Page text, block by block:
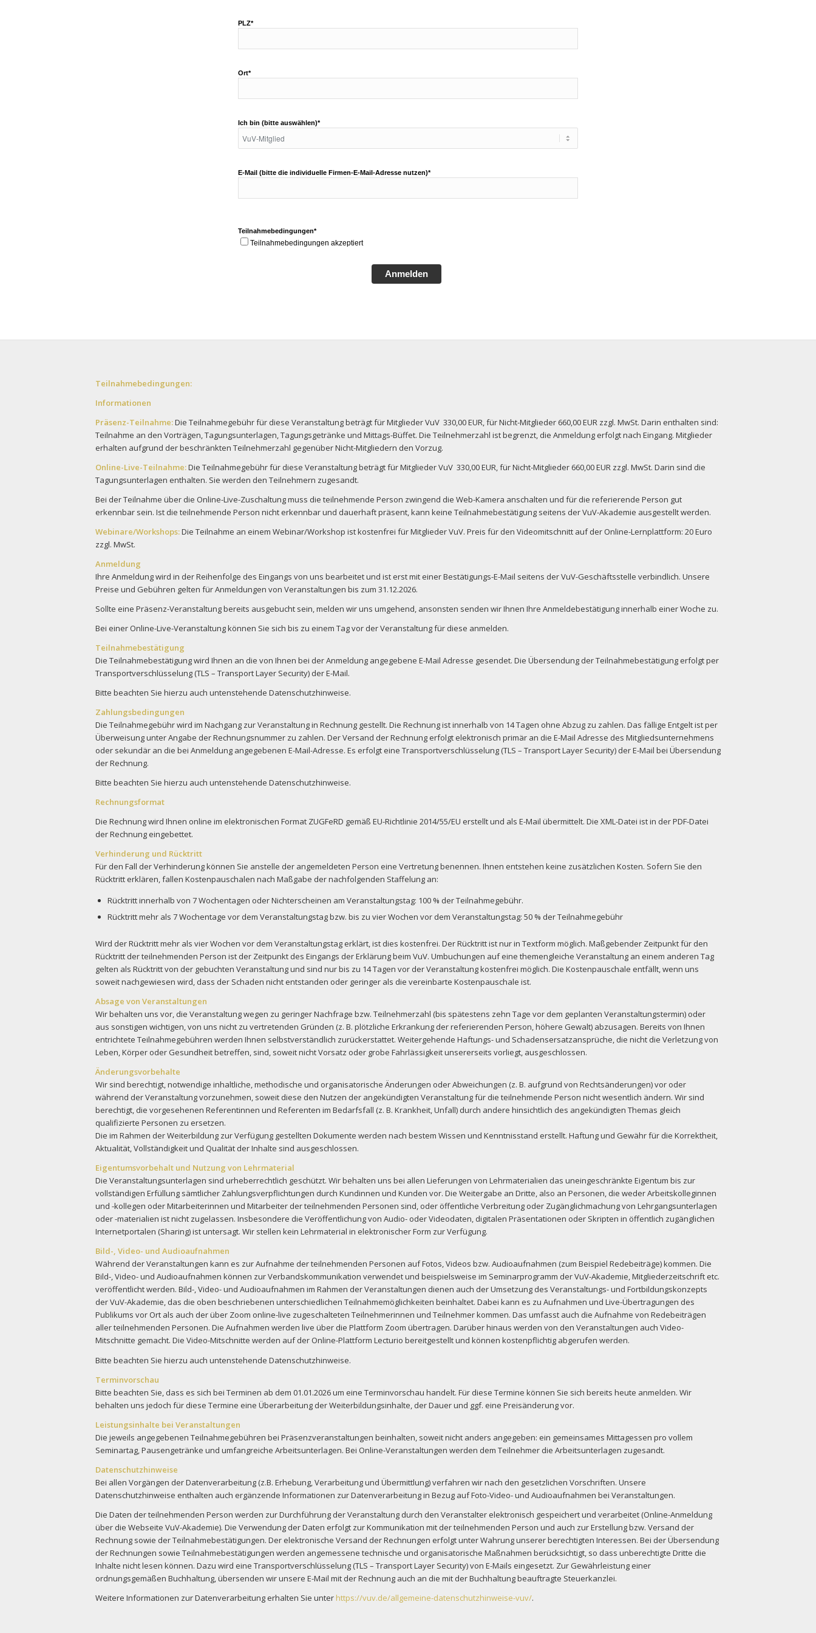
PLZ*
Ort*
Ich bin (bitte auswählen)*
E-Mail (bitte die individuelle Firmen-E-Mail-Adresse nutzen)*
Teilnahmebedingungen*
Teilnahmebedingungen akzeptiert
Anmelden
Teilnahmebedingungen:
Informationen
Präsenz-Teilnahme:Die Teilnahmegebühr für diese Veranstaltung beträgt für Mitglieder VuV 330,00 EUR, für Nicht-Mitglieder 660,00 EUR zzgl. MwSt. Darin enthalten sind:
Teilnahme an den Vorträgen, Tagungsunterlagen, Tagungsgetränke und Mittags-Büffet. Die Teilnehmerzahl ist begrenzt, die Anmeldung erfolgt nach Eingang. Mitglieder
erhalten aufgrund der beschränkten Teilnehmerzahl gegenüber Nicht-Mitgliedern den Vorzug.
Online-Live-Teilnahme:Die Teilnahmegebühr für diese Veranstaltung beträgt für Mitglieder VuV 330,00 EUR, für Nicht-Mitglieder 660,00 EUR zzgl. MwSt. Darin sind die
Tagungsunterlagen enthalten. Sie werden den Teilnehmern zugesandt.
Bei der Teilnahme über die Online-Live-Zuschaltung muss die teilnehmende Person zwingend die Web-Kamera anschalten und für die referierende Person gut
erkennbar sein. Ist die teilnehmende Person nicht erkennbar und dauerhaft präsent, kann keine Teilnahmebestätigung seitens der VuV-Akademie ausgestellt werden.
Webinare/Workshops:Die Teilnahme an einem Webinar/Workshop ist kostenfrei für Mitglieder VuV. Preis für den Videomitschnitt auf der Online-Lernplattform: 20 Euro
zzgl. MwSt.
Anmeldung
Ihre Anmeldung wird in der Reihenfolge des Eingangs von uns bearbeitet und ist erst mit einer Bestätigungs-E-Mail seitens der VuV-Geschäftsstelle verbindlich. Unsere
Preise und Gebühren gelten für Anmeldungen von Veranstaltungen bis zum 31.12.2026.
Sollte eine Präsenz-Veranstaltung bereits ausgebucht sein, melden wir uns umgehend, ansonsten senden wir Ihnen Ihre Anmeldebestätigung innerhalb einer Woche zu.
Bei einer Online-Live-Veranstaltung können Sie sich bis zu einem Tag vor der Veranstaltung für diese anmelden.
Teilnahmebestätigung
Die Teilnahmebestätigung wird Ihnen an die von Ihnen bei der Anmeldung angegebene E-Mail Adresse gesendet. Die Übersendung der Teilnahmebestätigung erfolgt per
Transportverschlüsselung (TLS – Transport Layer Security) der E-Mail.
Bitte beachten Sie hierzu auch untenstehende Datenschutzhinweise.
Zahlungsbedingungen
Die Teilnahmegebühr wird im Nachgang zur Veranstaltung in Rechnung gestellt. Die Rechnung ist innerhalb von 14 Tagen ohne Abzug zu zahlen. Das fällige Entgelt ist per
Überweisung unter Angabe der Rechnungsnummer zu zahlen. Der Versand der Rechnung erfolgt elektronisch primär an die E-Mail Adresse des Mitgliedsunternehmens
oder sekundär an die bei Anmeldung angegebenen E-Mail-Adresse. Es erfolgt eine Transportverschlüsselung (TLS – Transport Layer Security) der E-Mail bei Übersendung
der Rechnung.
Bitte beachten Sie hierzu auch untenstehende Datenschutzhinweise.
Rechnungsformat
Die Rechnung wird Ihnen online im elektronischen Format ZUGFeRD gemäß EU-Richtlinie 2014/55/EU erstellt und als E-Mail übermittelt. Die XML-Datei ist in der PDF-Datei
der Rechnung eingebettet.
Verhinderung und Rücktritt
Für den Fall der Verhinderung können Sie anstelle der angemeldeten Person eine Vertretung benennen. Ihnen entstehen keine zusätzlichen Kosten. Sofern Sie den
Rücktritt erklären, fallen Kostenpauschalen nach Maßgabe der nachfolgenden Staffelung an:
Rücktritt innerhalb von 7 Wochentagen oder Nichterscheinen am Veranstaltungstag: 100 % der Teilnahmegebühr.
Rücktritt mehr als 7 Wochentage vor dem Veranstaltungstag bzw. bis zu vier Wochen vor dem Veranstaltungstag: 50 % der Teilnahmegebühr
Wird der Rücktritt mehr als vier Wochen vor dem Veranstaltungstag erklärt, ist dies kostenfrei. Der Rücktritt ist nur in Textform möglich. Maßgebender Zeitpunkt für den
Rücktritt der teilnehmenden Person ist der Zeitpunkt des Eingangs der Erklärung beim VuV. Umbuchungen auf eine themengleiche Veranstaltung an einem anderen Tag
gelten als Rücktritt von der gebuchten Veranstaltung und sind nur bis zu 14 Tagen vor der Veranstaltung kostenfrei möglich. Die Kostenpauschale entfällt, wenn uns
soweit nachgewiesen wird, dass der Schaden nicht entstanden oder geringer als die vereinbarte Kostenpauschale ist.
Absage von Veranstaltungen
Wir behalten uns vor, die Veranstaltung wegen zu geringer Nachfrage bzw. Teilnehmerzahl (bis spätestens zehn Tage vor dem geplanten Veranstaltungstermin) oder
aus sonstigen wichtigen, von uns nicht zu vertretenden Gründen (z. B. plötzliche Erkrankung der referierenden Person, höhere Gewalt) abzusagen. Bereits von Ihnen
entrichtete Teilnahmegebühren werden Ihnen selbstverständlich zurückerstattet. Weitergehende Haftungs- und Schadensersatzansprüche, die nicht die Verletzung von
Leben, Körper oder Gesundheit betreffen, sind, soweit nicht Vorsatz oder grobe Fahrlässigkeit unsererseits vorliegt, ausgeschlossen.
Änderungsvorbehalte
Wir sind berechtigt, notwendige inhaltliche, methodische und organisatorische Änderungen oder Abweichungen (z. B. aufgrund von Rechtsänderungen) vor oder
während der Veranstaltung vorzunehmen, soweit diese den Nutzen der angekündigten Veranstaltung für die teilnehmende Person nicht wesentlich ändern. Wir sind
berechtigt, die vorgesehenen Referentinnen und Referenten im Bedarfsfall (z. B. Krankheit, Unfall) durch andere hinsichtlich des angekündigten Themas gleich
qualifizierte Personen zu ersetzen.
Die im Rahmen der Weiterbildung zur Verfügung gestellten Dokumente werden nach bestem Wissen und Kenntnisstand erstellt. Haftung und Gewähr für die Korrektheit,
Aktualität, Vollständigkeit und Qualität der Inhalte sind ausgeschlossen.
Eigentumsvorbehalt und Nutzung von Lehrmaterial
Die Veranstaltungsunterlagen sind urheberrechtlich geschützt. Wir behalten uns bei allen Lieferungen von Lehrmaterialien das uneingeschränkte Eigentum bis zur
vollständigen Erfüllung sämtlicher Zahlungsverpflichtungen durch Kundinnen und Kunden vor. Die Weitergabe an Dritte, also an Personen, die weder Arbeitskolleginnen
und -kollegen oder Mitarbeiterinnen und Mitarbeiter der teilnehmenden Personen sind, oder öffentliche Verbreitung oder Zugänglichmachung von Lehrgangsunterlagen
oder -materialien ist nicht zugelassen. Insbesondere die Veröffentlichung von Audio- oder Videodaten, digitalen Präsentationen oder Skripten in öffentlich zugänglichen
Internetportalen (Sharing) ist untersagt. Wir stellen kein Lehrmaterial in elektronischer Form zur Verfügung.
Bild-, Video- und Audioaufnahmen
Während der Veranstaltungen kann es zur Aufnahme der teilnehmenden Personen auf Fotos, Videos bzw. Audioaufnahmen (zum Beispiel Redebeiträge) kommen. Die
Bild-, Video- und Audioaufnahmen können zur Verbandskommunikation verwendet und beispielsweise im Seminarprogramm der VuV-Akademie, Mitgliederzeitschrift etc.
veröffentlicht werden. Bild-, Video- und Audioaufnahmen im Rahmen der Veranstaltungen dienen auch der Umsetzung des Veranstaltungs- und Fortbildungskonzepts
der VuV-Akademie, das die oben beschriebenen unterschiedlichen Teilnahmemöglichkeiten beinhaltet. Dabei kann es zu Aufnahmen und Live-Übertragungen des
Publikums vor Ort als auch der über Zoom online-live zugeschalteten Teilnehmerinnen und Teilnehmer kommen. Das umfasst auch die Aufnahme von Redebeiträgen
aller teilnehmenden Personen. Die Aufnahmen werden live über die Plattform Zoom übertragen. Darüber hinaus werden von den Veranstaltungen auch Video-
Mitschnitte gemacht. Die Video-Mitschnitte werden auf der Online-Plattform Lecturio bereitgestellt und können kostenpflichtig abgerufen werden.
Bitte beachten Sie hierzu auch untenstehende Datenschutzhinweise.
Terminvorschau
Bitte beachten Sie, dass es sich bei Terminen ab dem 01.01.2026 um eine Terminvorschau handelt. Für diese Termine können Sie sich bereits heute anmelden. Wir
behalten uns jedoch für diese Termine eine Überarbeitung der Weiterbildungsinhalte, der Dauer und ggf. eine Preisänderung vor.
Leistungsinhalte bei Veranstaltungen
Die jeweils angegebenen Teilnahmegebühren bei Präsenzveranstaltungen beinhalten, soweit nicht anders angegeben: ein gemeinsames Mittagessen pro vollem
Seminartag, Pausengetränke und umfangreiche Arbeitsunterlagen. Bei Online-Veranstaltungen werden dem Teilnehmer die Arbeitsunterlagen zugesandt.
Datenschutzhinweise
Bei allen Vorgängen der Datenverarbeitung (z.B. Erhebung, Verarbeitung und Übermittlung) verfahren wir nach den gesetzlichen Vorschriften. Unsere
Datenschutzhinweise enthalten auch ergänzende Informationen zur Datenverarbeitung in Bezug auf Foto-Video- und Audioaufnahmen bei Veranstaltungen.
Die Daten der teilnehmenden Person werden zur Durchführung der Veranstaltung durch den Veranstalter elektronisch gespeichert und verarbeitet (Online-Anmeldung
über die Webseite VuV-Akademie). Die Verwendung der Daten erfolgt zur Kommunikation mit der teilnehmenden Person und auch zur Erstellung bzw. Versand der
Rechnung sowie der Teilnahmebestätigungen. Der elektronische Versand der Rechnungen erfolgt unter Wahrung unserer berechtigten Interessen. Bei der Übersendung
der Rechnungen sowie Teilnahmebestätigungen werden angemessene technische und organisatorische Maßnahmen berücksichtigt, so dass unberechtigte Dritte die
Inhalte nicht lesen können. Dazu wird eine Transportverschlüsselung (TLS – Transport Layer Security) von E-Mails eingesetzt. Zur Gewährleistung einer
ordnungsgemäßen Buchhaltung, übersenden wir unsere E-Mail mit der Rechnung auch an die mit der Buchhaltung beauftragte Steuerkanzlei.
Weitere Informationen zur Datenverarbeitung erhalten Sie unter https://vuv.de/allgemeine-datenschutzhinweise-vuv/.